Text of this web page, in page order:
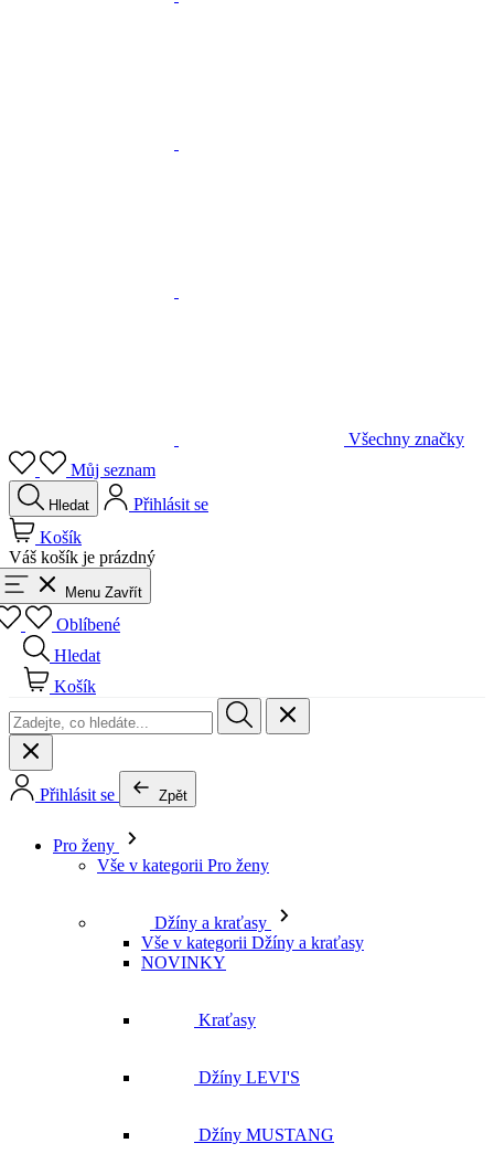
Všechny značky
Můj seznam
Hledat
Přihlásit se
Košík
Váš košík je prázdný
Menu Zavřít
Oblíbené
Hledat
Košík
Přihlásit se Zpět
Pro ženy
Vše v kategorii Pro ženy
Džíny a kraťasy
Vše v kategorii Džíny a kraťasy
NOVINKY
Kraťasy
Džíny LEVI'S
Džíny MUSTANG